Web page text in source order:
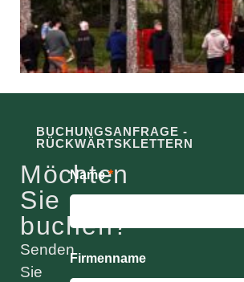
BUCHUNGSANFRAGE -
RÜCKWÄRTSKLETTERN
Möchten
Sie
buchen?
Senden
Sie
Name*
Firmenname